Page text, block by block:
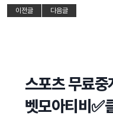
이전글 다음글
스포츠 무료
벳모아티비✅